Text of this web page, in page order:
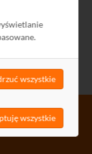
wszystkie
wszystkie